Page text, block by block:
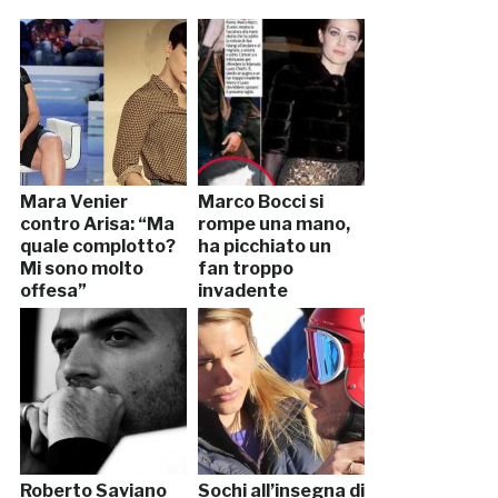
Mara Venier
contro Arisa: “Ma
quale complotto?
Mi sono molto
offesa”
Marco Bocci si
rompe una mano,
ha picchiato un
fan troppo
invadente
Roberto Saviano Sochi all’insegna di